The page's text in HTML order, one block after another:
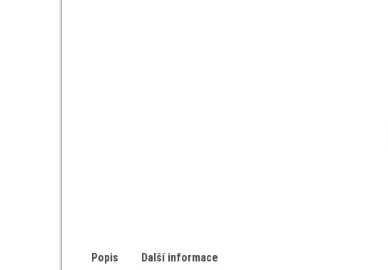
Popis Další informace